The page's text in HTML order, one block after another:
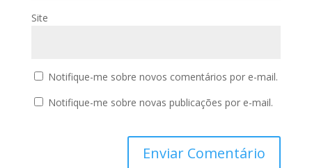
Site
Notifique-me sobre novos comentários por e-mail.
Notifique-me sobre novas publicações por e-mail.